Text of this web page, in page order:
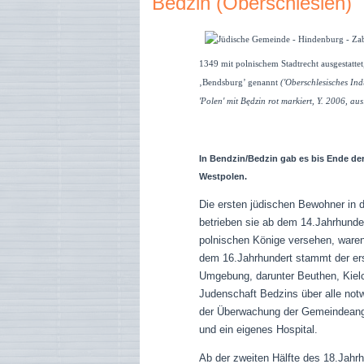
1349 mit polnischem Stadtrecht
‚Bendsburg’ genannt('Oberschlesisches
'Polen' mit Będzin rot markiert, Y. 2006,
In Bendzin/Bedzin gab es bis Ende
Westpolen.
Die ersten jüdischen Bewohner in
betrieben sie ab dem
polnischen Könige versehen,
dem 16.Jahrhundert stammt der
Umgebung, darunter Beuthen,
Judenschaft Bedzins über alle
der Überwachung der
und ein eigenes Hospital.
Ab der zweiten Hälfte des